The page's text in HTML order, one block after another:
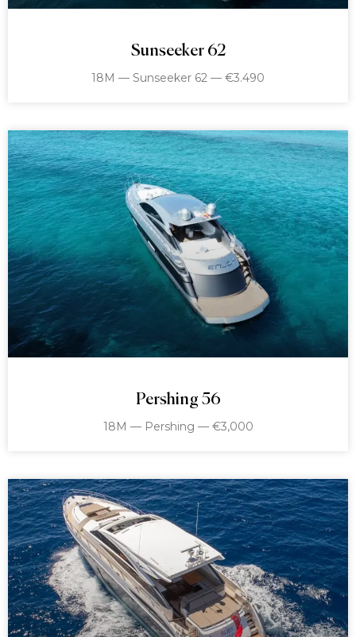
Sunseeker 62
18M — Sunseeker 62 — €3.490
Pershing 56
18M — Pershing — €3,000